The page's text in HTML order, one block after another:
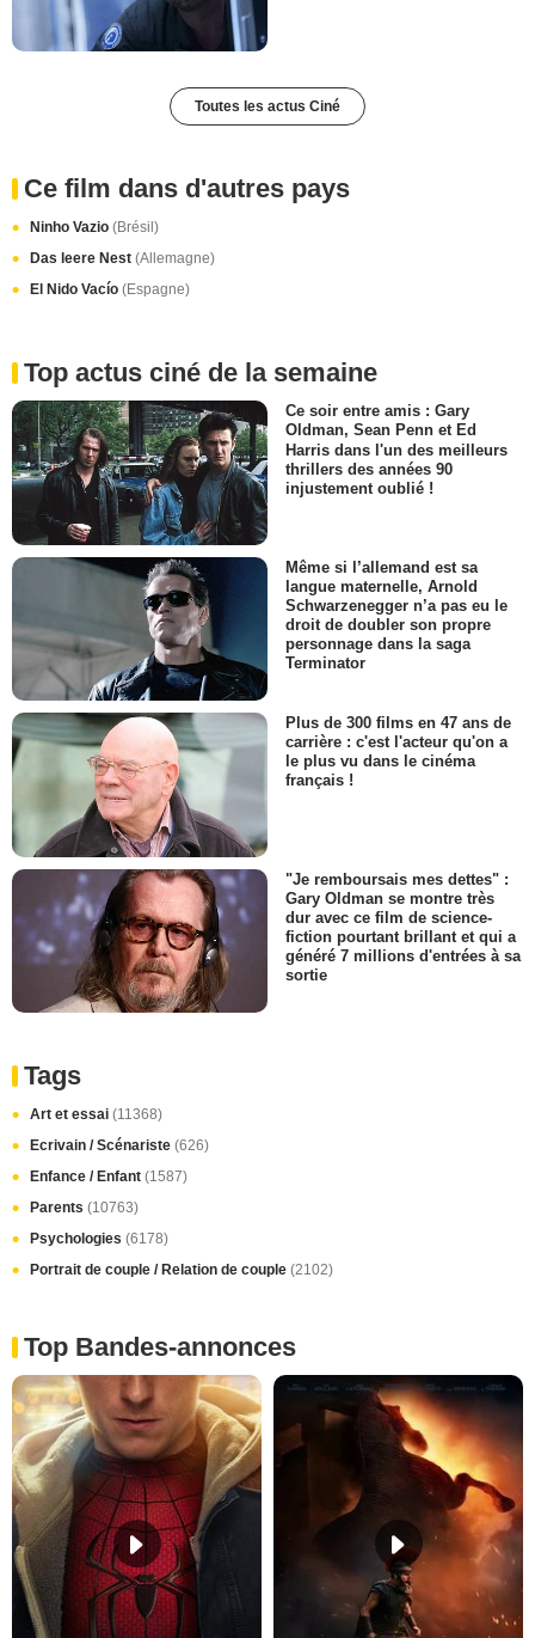
Toutes les actus Ciné
Ce film dans d'autres pays
Ninho Vazio (Brésil)
Das leere Nest (Allemagne)
El Nido Vacío (Espagne)
Top actus ciné de la semaine
Ce soir entre amis : Gary
Oldman, Sean Penn et Ed
Harris dans l'un des meilleurs
thrillers des années 90
injustement oublié !
Même si l’allemand est sa
langue maternelle, Arnold
Schwarzenegger n’a pas eu le
droit de doubler son propre
personnage dans la saga
Terminator
Plus de 300 films en 47 ans de
carrière : c'est l'acteur qu'on a
le plus vu dans le cinéma
français !
"Je remboursais mes dettes" :
Gary Oldman se montre très
dur avec ce film de science-
fiction pourtant brillant et qui a
généré 7 millions d'entrées à sa
sortie
Tags
Art et essai (11368)
Ecrivain / Scénariste (626)
Enfance / Enfant (1587)
Parents (10763)
Psychologies (6178)
Portrait de couple / Relation de couple (2102)
Top Bandes-annonces